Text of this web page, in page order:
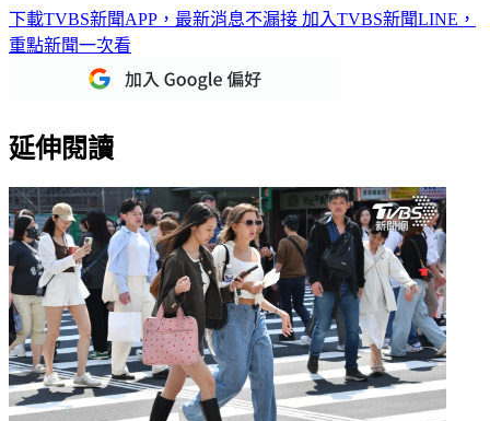
下載TVBS新聞APP，最新消息不漏接 加入TVBS新聞LINE，
重點新聞一次看
延伸閱讀